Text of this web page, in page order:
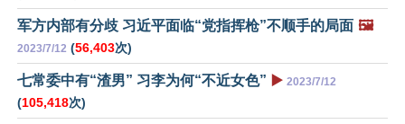
军方内部有分歧 习近平面临“党指挥枪”不顺手的局面 🖼️
2023/7/12 (56,403次)
七常委中有“渣男” 习李为何“不近女色” ▶️ 2023/7/12
(105,418次)